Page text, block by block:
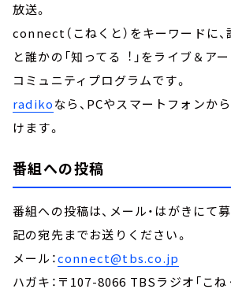
放送。
connect（こねくと）をキーワードに、
と誰かの「知ってる︕」をライブ＆ア
コミュニティプログラムです。
radikoなら、PCやスマートフォンか
けます。
番組への投稿
番組への投稿は、メール・はがきにて
記の宛先までお送りください。
メール：connect@tbs.co.jp
ハガキ：〒107-8066 TBSラジオ「こね